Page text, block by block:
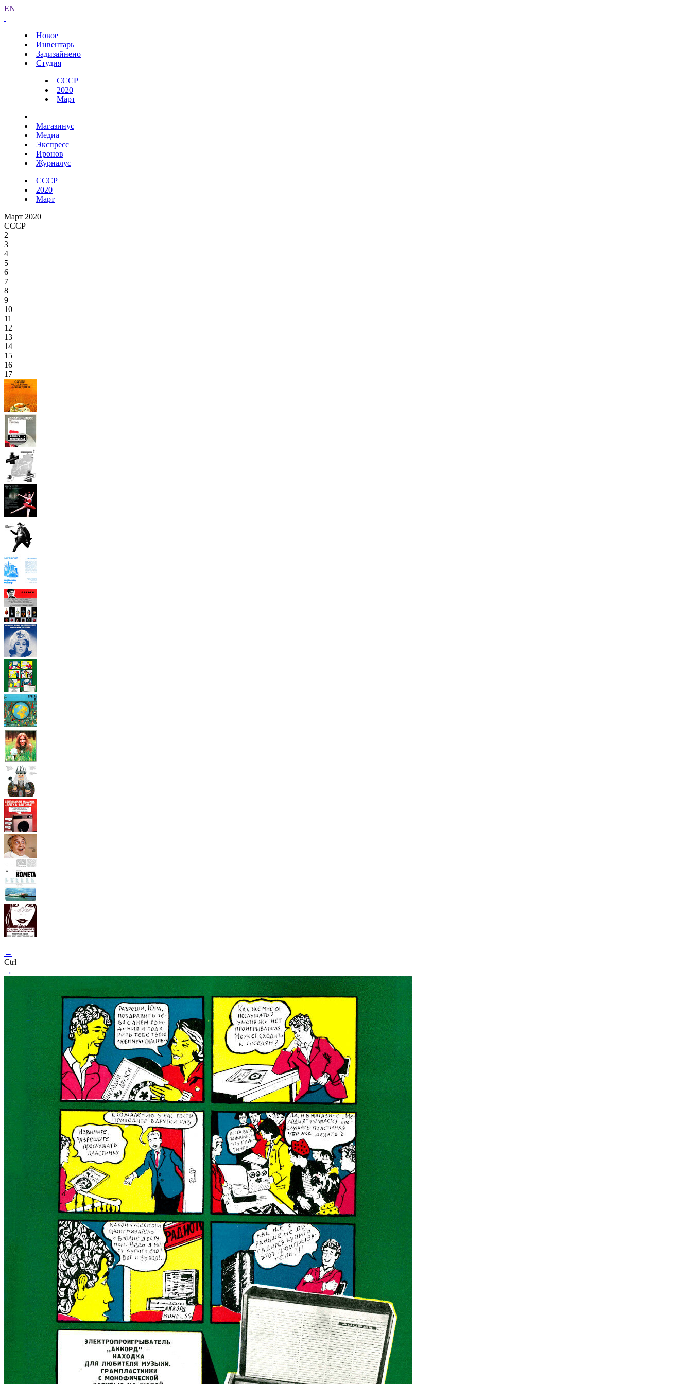
EN
Новое
Инвентарь
Задизайнено
Студия
СССР
2020
Март
Магазинус
Медиа
Экспресс
Иронов
Журналус
СССР
2020
Март
Март 2020
СССР
2
3
4
5
6
7
8
9
10
11
12
13
14
15
16
17
←
Ctrl
→